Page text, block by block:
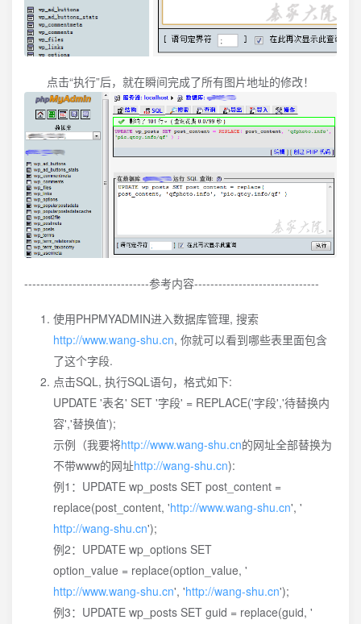
点击“执行”后，就在瞬间完成了所有图片地址的修改！
-------------------------------参考内容-------------------------------
使用PHPMYADMIN进入数据库管理, 搜索
http://www.wang-shu.cn, 你就可以看到哪些表里面包含
了这个字段.
点击SQL, 执行SQL语句，格式如下:
UPDATE '表名' SET '字段' = REPLACE('字段','待替换内
容','替换值');
示例（我要将http://www.wang-shu.cn的网址全部替换为
不带www的网址http://wang-shu.cn):
例1：UPDATE wp_posts SET post_content =
replace(post_content, 'http://www.wang-shu.cn', '
http://wang-shu.cn');
例2：UPDATE wp_options SET
option_value = replace(option_value, '
http://www.wang-shu.cn', 'http://wang-shu.cn');
例3：UPDATE wp_posts SET guid = replace(guid, '